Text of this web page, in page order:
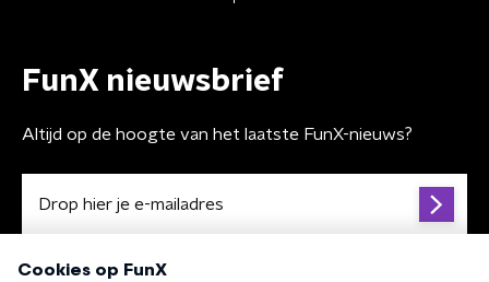
FunX nieuwsbrief
Altijd op de hoogte van het laatste FunX-nieuws?